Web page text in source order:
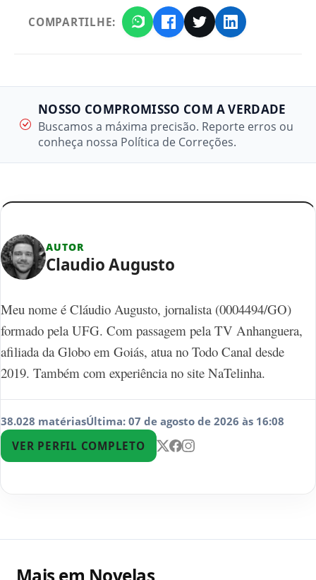
COMPARTILHE:
NOSSO COMPROMISSO COM A VERDADE
Buscamos a máxima precisão. Reporte erros ou
conheça nossa Política de Correções.
AUTOR
Claudio Augusto
Meu nome é Cláudio Augusto, jornalista (0004494/GO)
formado pela UFG. Com passagem pela TV Anhanguera,
afiliada da Globo em Goiás, atua no Todo Canal desde
2019. Também com experiência no site NaTelinha.
38.028 matériasÚltima: 07 de agosto de 2026 às 16:08
VER PERFIL COMPLETO
Mais em Novelas